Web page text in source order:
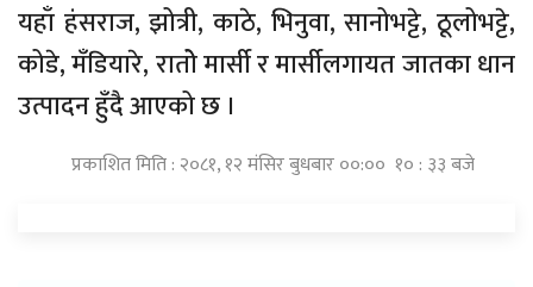
यहाँ हंसराज, झोत्री, काठे, भिनुवा, सानोभट्टे, ठूलोभट्टे,
कोडे, मँडियारे, रातोे मार्सी र मार्सीलगायत जातका धान
उत्पादन हुँदै आएको छ ।
प्रकाशित मिति : २०८१, १२ मंसिर बुधबार ००:०० १० : ३३ बजे